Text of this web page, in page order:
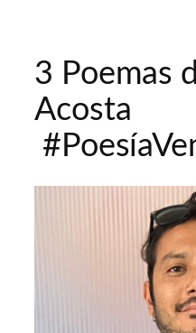
3 Poemas
Acosta